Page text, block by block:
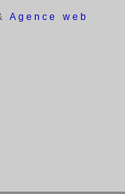
Agence web